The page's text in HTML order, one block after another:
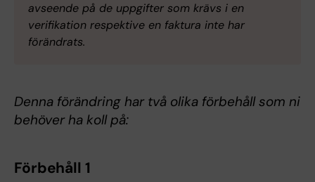
avseende på de uppgifter som krävs i en
verifikation respektive en faktura inte har
förändrats.
Denna förändring har två olika förbehåll som ni
behöver ha koll på:
Förbehåll 1